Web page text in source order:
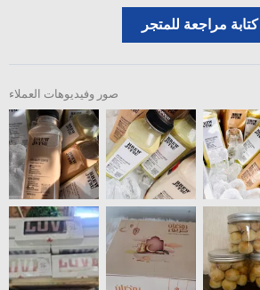
كتابة مراجعة للمتجر
صور وفيديوهات العملاء